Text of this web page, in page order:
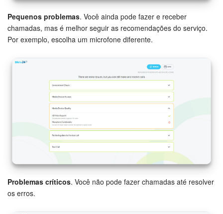
Pequenos problemas. Você ainda pode fazer e receber
chamadas, mas é melhor seguir as recomendações do serviço.
Por exemplo, escolha um microfone diferente.
Problemas críticos. Você não pode fazer chamadas até resolver
os erros.